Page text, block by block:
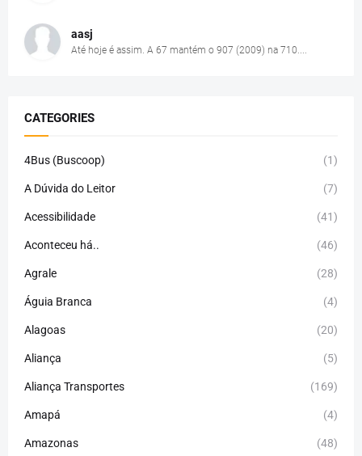
aasj
Até hoje é assim. A 67 mantém o 907 (2009) na 710....
CATEGORIES
4Bus (Buscoop) (1)
A Dúvida do Leitor (7)
Acessibilidade (41)
Aconteceu há.. (46)
Agrale (28)
Águia Branca (4)
Alagoas (20)
Aliança (5)
Aliança Transportes (169)
Amapá (4)
Amazonas (48)